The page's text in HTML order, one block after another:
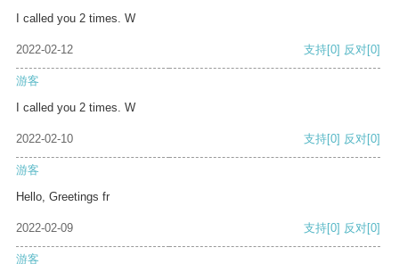
I called you 2 times. W
2022-02-12 支持[0] 反对[0]
游客
I called you 2 times. W
2022-02-10 支持[0] 反对[0]
游客
Hello, Greetings fr
2022-02-09 支持[0] 反对[0]
游客